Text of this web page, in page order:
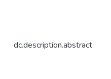
dc.description.abstract